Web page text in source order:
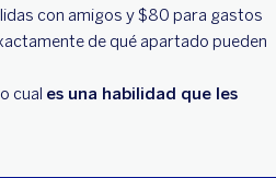
con amigos y $80 para gastos
de qué apartado pueden
cual es una habilidad que les